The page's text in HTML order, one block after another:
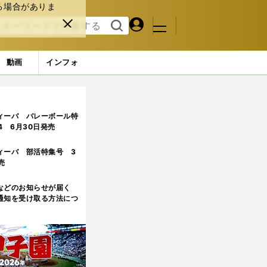
合がありま
閉じ
る
検索
る
マイペ
ジ
メニュ
動画 インフォ
ーバ バレーボール特
6月30日発売
ーバ 部活特集号 3
どのお知らせが届く
知を受け取る方法につ